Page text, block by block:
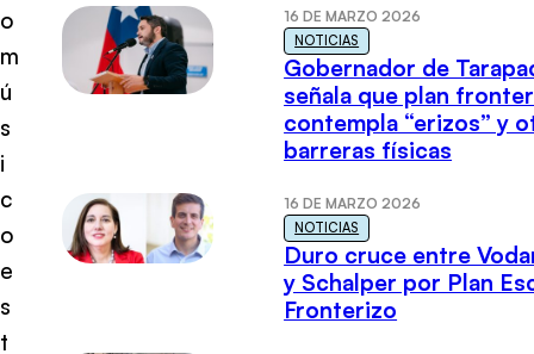
o
m
ú
s
i
c
o
e
s
t
16 DE MARZO 2026
NOTICIAS
Gobernador de
señala que plan
contempla “erizos” y
barreras físicas
16 DE MARZO 2026
NOTICIAS
Duro cruce entre
y Schalper por Plan
Fronterizo